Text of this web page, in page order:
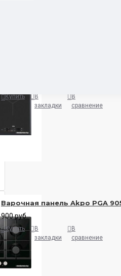
Купить
В
закладки
В
сравнение
Варочная панель Akpo PGA
900 руб.
Купить
В
закладки
В
сравнение